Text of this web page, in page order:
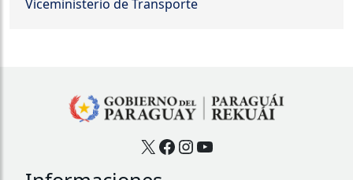
Viceministerio de Transporte
X Facebook
Instagram
YouTube